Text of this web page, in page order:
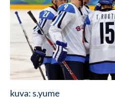
kuva: s.yume